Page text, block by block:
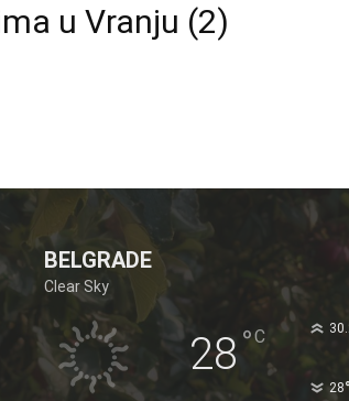
TV
u Vranju (2)
BELGRADE
Clear Sky
28 °C
28°